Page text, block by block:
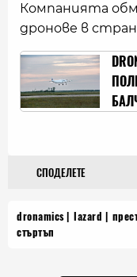
Компанията
дронове в
СПОДЕЛЕТЕ
dronamics lazard
стъртъп